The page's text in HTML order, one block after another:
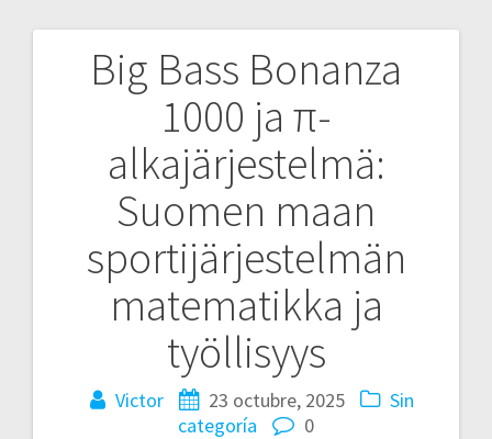
Big Bass Bonanza
1000 ja π-
alkajärjestelmä:
Suomen maan
sportijärjestelmän
matematikka ja
työllisyys
Victor 23 octubre, 2025
Sin
categoría
0
Navegación
entradas